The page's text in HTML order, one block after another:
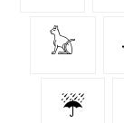
𓃠
☔